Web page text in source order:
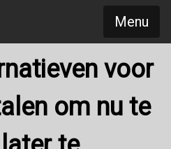
Menu
voor
om nu te